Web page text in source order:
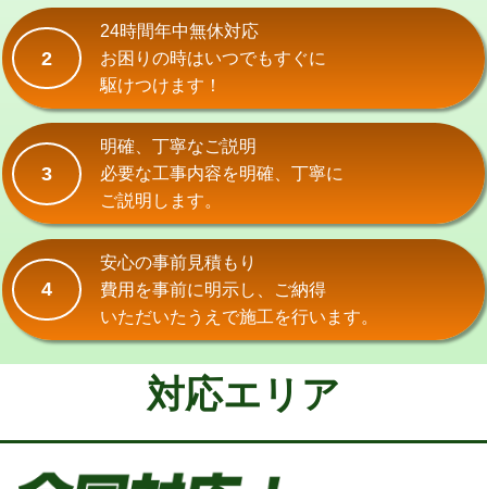
交換・取付（その他部品）
持込商品取付（単水栓）
持込商品取付（混合水栓） 16,500円
持込商品取付（浄水器・分岐水栓） 16,500円
給水管工事※（ホール加工)
給水管工事※（バンド止め)
給水管工事※（支持金具設置) 5,500円
給水管工事※（保温材使用（バンド止
め込み）)
5,500円
給水管工事※（土の掘削・埋め戻し作
11,000円
給水管工事※（塩ビ管（VP・HI）使
2
24時間年中無休対応
お困りの時はいつでもすぐに
駆けつけます！
3
明確、丁寧なご説明
必要な工事内容を明確、丁寧に
ご説明します。
4
安心の事前見積もり
費用を事前に明示し、ご納得
いただいたうえで施工を行います。
対応エリア